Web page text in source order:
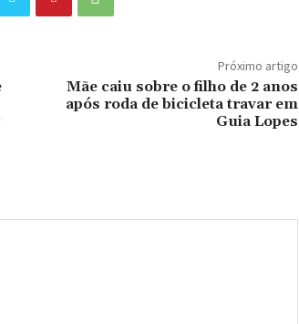
Próximo artigo
Mãe caiu sobre o filho de 2 anos
após roda de bicicleta travar em
Guia Lopes